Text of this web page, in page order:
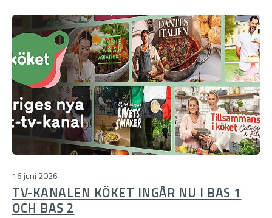
16 juni 2026
TV-KANALEN KÖKET INGÅR NU I BAS 1
OCH BAS 2